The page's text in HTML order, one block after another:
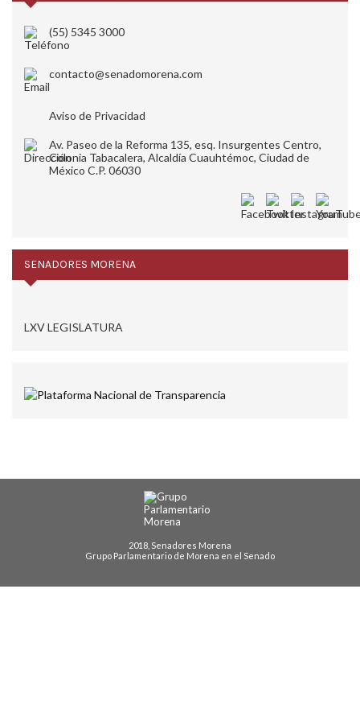
(55) 5345 3000
contacto@senadomorena.com
Aviso de Privacidad
Av. Paseo de la Reforma 135, esq. Insurgentes Centro,
Colonia Tabacalera, Alcaldía Cuauhtémoc, Ciudad de
México C.P. 06030
SENADORES MORENA
LXV LEGISLATURA
2018, Senadores Morena
Grupo Parlamentario de Morena en el Senado